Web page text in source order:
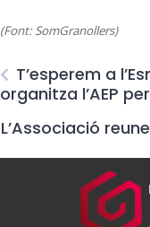
(Font: SomGranollers)
T’esperem a
organitza l’AEP
L’Associació